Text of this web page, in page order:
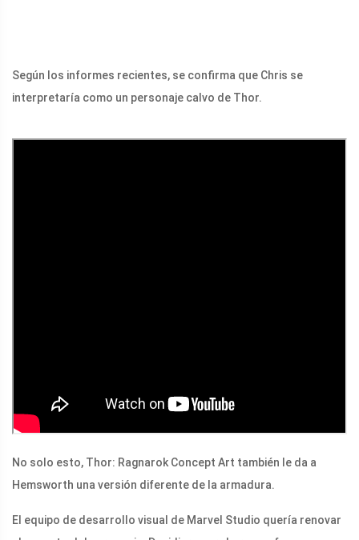
Según los informes recientes, se confirma que Chris se
interpretaría como un personaje calvo de Thor.
No solo esto, Thor: Ragnarok Concept Art también le da a
Hemsworth una versión diferente de la armadura.
El equipo de desarrollo visual de Marvel Studio quería renovar